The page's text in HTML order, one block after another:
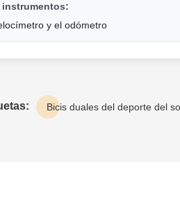
instrumentos:
y el odómetro
Bicis duales del deporte del